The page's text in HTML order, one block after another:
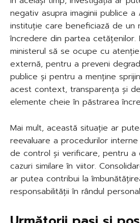
negativ asupra imaginii publice a
instituție care beneficiază de un
încredere din partea cetățenilor.
ministerul să se ocupe cu
externă, pentru a preveni
publice și pentru a menține
acest context, transparența și
elemente cheie în păstrarea
Mai mult, această situație ar
reevaluare a procedurilor
de control și verificare, pentru a
cazuri similare în viitor.
ar putea contribui la
responsabilității în rândul